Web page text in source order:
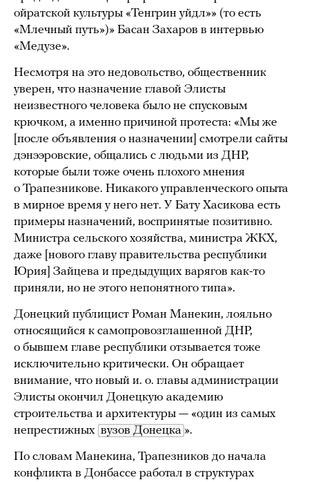
ойратской культуры «Тенгрин уйдл»» (то есть
«Млечный путь»)» Басан Захаров в интервью
«Медузе».
Несмотря на это недовольство, общественник
уверен, что назначение главой Элисты
неизвестного человека было не спусковым
крючком, а именно причиной протеста: «Мы же
[после объявления о назначении] смотрели сайты
дэнээровские, общались с людьми из ДНР,
которые были тоже очень плохого мнения
о Трапезникове. Никакого управленческого опыта
в мирное время у него нет. У Бату Хасикова есть
примеры назначений, воспринятые позитивно.
Министра сельского хозяйства, министра ЖКХ,
даже [нового главу правительства республики
Юрия] Зайцева и предыдущих варягов как-то
приняли, но не этого непонятного типа».
Донецкий публицист Роман Манекин, лояльно
относящийся к самопровозглашенной ДНР,
о бывшем главе республики отзывается тоже
исключительно критически. Он обращает
внимание, что новый и. о. главы администрации
Элисты окончил Донецкую академию
строительства и архитектуры — «один из самых
непрестижных вузов Донецка ».
По словам Манекина, Трапезников до начала
конфликта в Донбассе работал в структурах